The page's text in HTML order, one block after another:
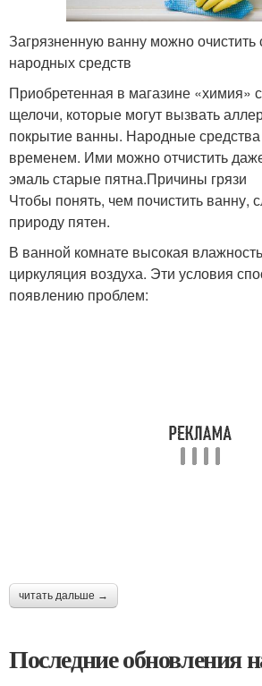
Загрязненную ванну можно
народных средств
Приобретенная в магазине «химия»
щелочи, которые могут вызвать
покрытие ванны. Народные
временем. Ими можно отчистить
эмаль старые пятна.Причины грязи
Чтобы понять, чем почистить ванну,
природу пятен.
В ванной комнате высокая
циркуляция воздуха. Эти условия
появлению проблем:
читать дальше →
Последние обновления